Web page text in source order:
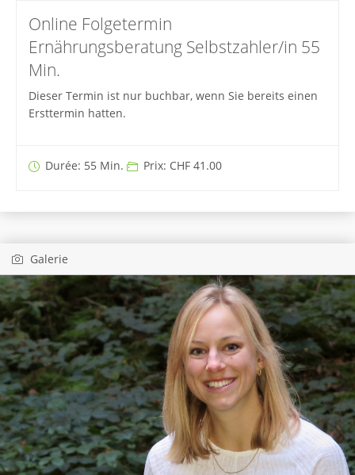
Online Folgetermin
Ernährungsberatung Selbstzahler/in 55
Min.
Dieser Termin ist nur buchbar, wenn Sie bereits einen
Ersttermin hatten.
Durée: 55 Min. Prix: CHF 41.00
Galerie